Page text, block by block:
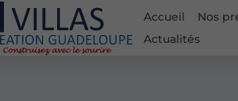
Accueil Nos
Actualités